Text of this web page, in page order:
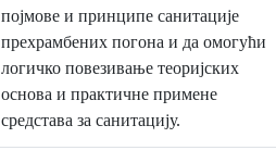
појмове и принципе санитације
прехрамбених погона и да омогући
логичко повезивање теоријских
основа и практичне примене
средстава за санитацију.